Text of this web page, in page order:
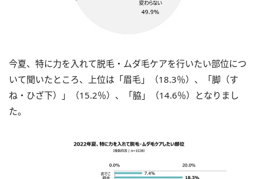
今夏、特に力を入れて脱毛・ムダ毛ケアを行いたい部位につ
いて聞いたところ、上位は「眉毛」（18.3％）、「脚（す
ね・ひざ下）」（15.2％）、「脇」（14.6％）となりまし
た。